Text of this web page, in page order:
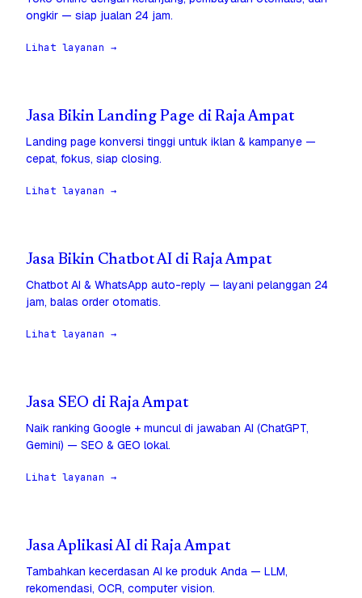
ongkir — siap jualan 24 jam.
Lihat layanan →
Jasa Bikin Landing Page di Raja Ampat
Landing page konversi tinggi untuk iklan & kampanye —
cepat, fokus, siap closing.
Lihat layanan →
Jasa Bikin Chatbot AI di Raja Ampat
Chatbot AI & WhatsApp auto-reply — layani pelanggan 24
jam, balas order otomatis.
Lihat layanan →
Jasa SEO di Raja Ampat
Naik ranking Google + muncul di jawaban AI (ChatGPT,
Gemini) — SEO & GEO lokal.
Lihat layanan →
Jasa Aplikasi AI di Raja Ampat
Tambahkan kecerdasan AI ke produk Anda — LLM,
rekomendasi, OCR, computer vision.